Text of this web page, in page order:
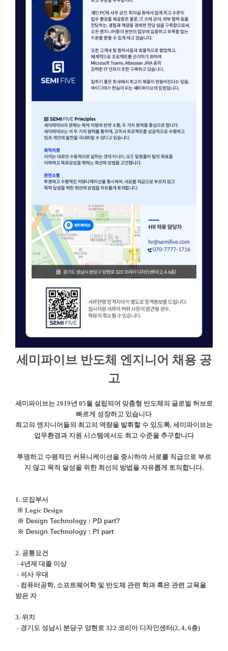
세미파이브 반도체 엔지니어 채용 공
고
세미파이브는 2019년 05월 설립되어 맞춤형 반도체의 글로벌 허브로
빠르게 성장하고 있습니다
최고의 엔지니어들의 최고의 역량을 발휘할 수 있도록, 세미파이브는
업무환경과 지원 시스템에서도 최고 수준을 추구합니다
투명하고 수평적인 커뮤니케이션을 중시하여 서로를 직급으로 부르
지 않고 목적 달성을 위한 최선의 방법을 자유롭게 토의합니다.
1. 모집부서
※ Logic Design
※ Design Technology : PD part?
※ Design Technology : PI part
2. 공통요건
- 4년제 대졸 이상
- 석사 우대
- 컴퓨터공학, 소프트웨어학 및 반도체 관련 학과 혹은 관련 교육을
받은 자
3. 위치
- 경기도 성남시 분당구 양현로 322 코리아 디자인센터(2, 4, 6층)